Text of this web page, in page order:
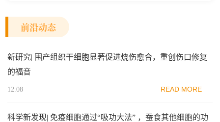
前沿动态
新研究| 围产组织干细胞显著促进烧伤愈合，重创伤口修复
的福音
12.08 READ MORE
科学新发现| 免疫细胞通过“吸功大法” ，蚕食其他细胞的功